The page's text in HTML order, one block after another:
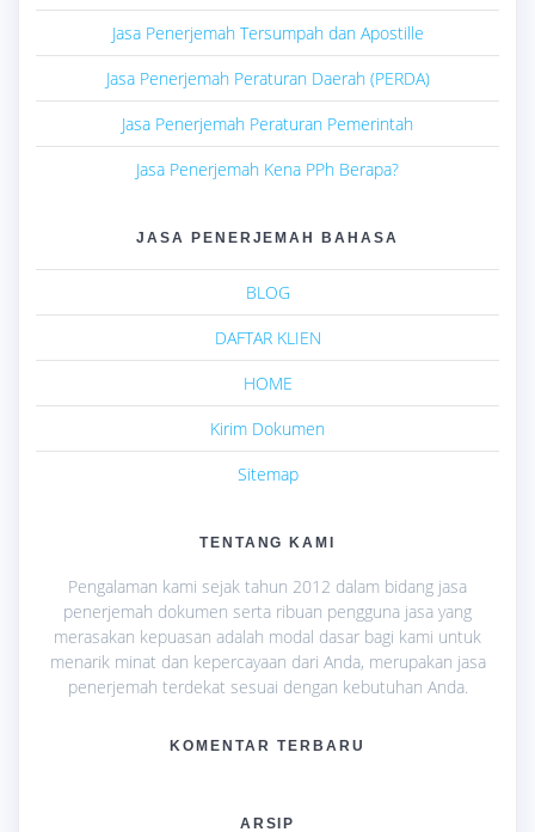
Jasa Penerjemah Tersumpah dan Apostille
Jasa Penerjemah Peraturan Daerah (PERDA)
Jasa Penerjemah Peraturan Pemerintah
Jasa Penerjemah Kena PPh Berapa?
JASA PENERJEMAH BAHASA
BLOG
DAFTAR KLIEN
HOME
Kirim Dokumen
Sitemap
TENTANG KAMI
Pengalaman kami sejak tahun 2012 dalam bidang jasa
penerjemah dokumen serta ribuan pengguna jasa yang
merasakan kepuasan adalah modal dasar bagi kami untuk
menarik minat dan kepercayaan dari Anda, merupakan jasa
penerjemah terdekat sesuai dengan kebutuhan Anda.
KOMENTAR TERBARU
ARSIP